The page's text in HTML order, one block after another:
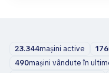
23.344mașini active 176
490mașini vândute în